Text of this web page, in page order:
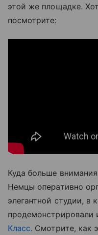
этой же площадке.
посмотрите:
Куда больше
Немцы оперативно
элегантной студии, в
продемонстрировали
Класс. Смотрите, как